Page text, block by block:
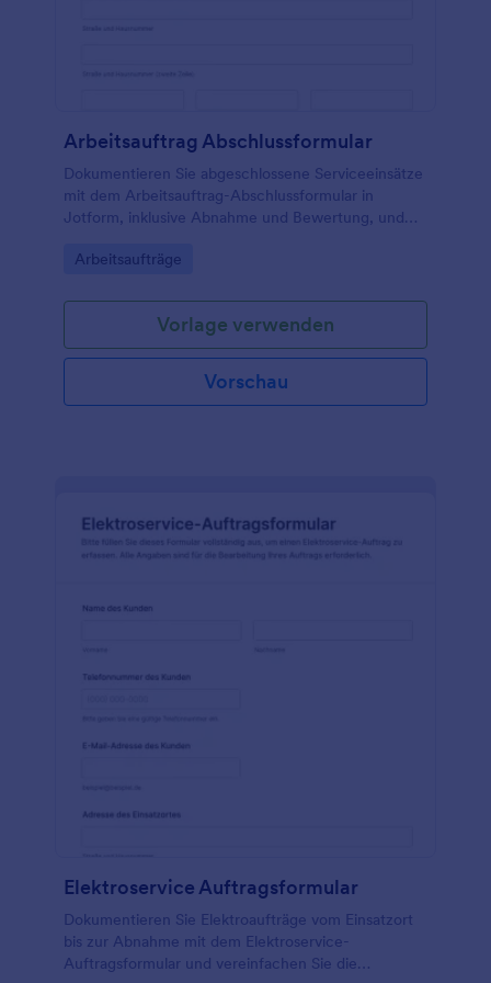
Arbeitsauftrag Abschlussformular
Dokumentieren Sie abgeschlossene Serviceeinsätze
mit dem Arbeitsauftrag-Abschlussformular in
Jotform, inklusive Abnahme und Bewertung, und
Außendienst zur schnellen Datensammlung.
Go to Category:
Arbeitsaufträge
Vorlage verwenden
Vorschau
Elektroservice Auftragsformular
Dokumentieren Sie Elektroaufträge vom Einsatzort
bis zur Abnahme mit dem Elektroservice-
Auftragsformular und vereinfachen Sie die